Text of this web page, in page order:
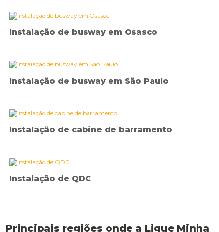
Instalação de busway em Osasco
Instalação de busway em São Paulo
Instalação de cabine de barramento
Instalação de QDC
Principais regiões onde a Ligue Minha